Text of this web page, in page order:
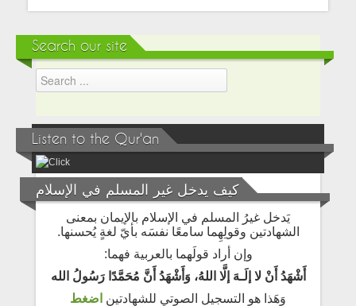
Search our site
Listen to the Qur'an
كيف يدخل غير المسلم في الإسلام
يَدخل غيرُ المسلم في الإسلام بالإيمان بمعنى
الشهادتين وقولِهِما سامعًا نفسَه بأيّ لغةٍ يُحسنها.
وإن أراد قولَهما بالعربية فهما:
أَشْهَدُ أَنْ لا إلَـهَ إلَّا اللهُ، وَأَشْهَدُ أَنَّ مُحَمَّدًا رَسُولُ الله
وَهَذا هو التسجيل الصوتي للشهادتين اضغط